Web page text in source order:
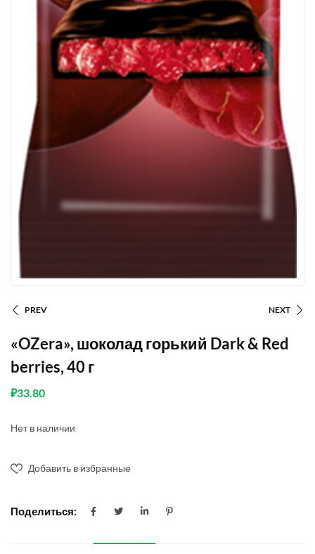
PREV NEXT
«OZera», шоколад горький Dark & Red
berries, 40 г
₽33.80
Нет в наличии
Добавить в избранные
Поделиться: